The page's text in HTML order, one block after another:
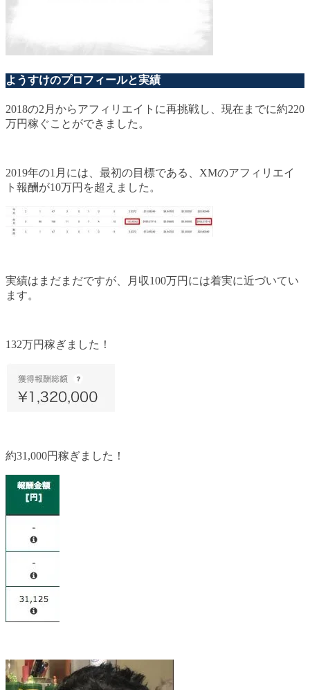
ようすけのプロフィールと実績
2018の2月からアフィリエイトに再挑戦し、現在までに約220
万円稼ぐことができました。
2019年の1月には、最初の目標である、XMのアフィリエイ
ト報酬が10万円を超えました。
実績はまだまだですが、月収100万円には着実に近づいてい
ます。
132万円稼ぎました！
約31,000円稼ぎました！